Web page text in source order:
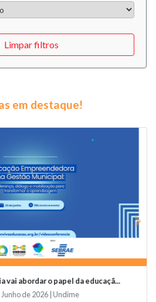
Limpar filtros
em destaque!
abordar o papel da educaçã...
de 2026 | Undime